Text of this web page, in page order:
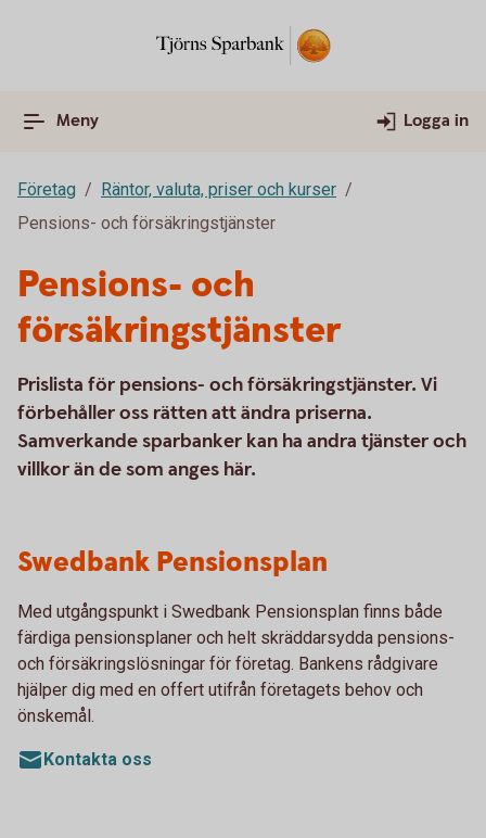
Meny Logga in
Företag
Räntor, valuta, priser och kurser
Pensions- och försäkringstjänster
Pensions- och
försäkringstjänster
Prislista för pensions- och försäkringstjänster. Vi
förbehåller oss rätten att ändra priserna.
Samverkande sparbanker kan ha andra tjänster och
villkor än de som anges här.
Swedbank Pensionsplan
Med utgångspunkt i Swedbank Pensionsplan finns både
färdiga pensionsplaner och helt skräddarsydda pensions-
och försäkringslösningar för företag. Bankens rådgivare
hjälper dig med en offert utifrån företagets behov och
önskemål.
Kontakta oss